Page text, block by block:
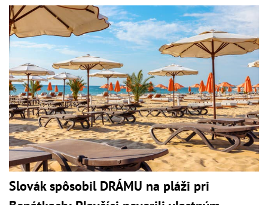
Slovák spôsobil DRÁMU na pláži pri